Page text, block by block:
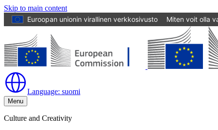
Skip to main content
Euroopan unionin virallinen verkkosivusto
Miten voit olla
Language: suomi
Menu
Culture and Creativity